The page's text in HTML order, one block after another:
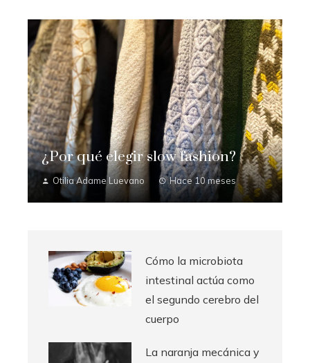
¿Por qué elegir slow fashion?
Otilia Adame Luevano Hace 10 meses
Cómo la microbiota
intestinal actúa como
el segundo cerebro del
cuerpo
La naranja mecánica y